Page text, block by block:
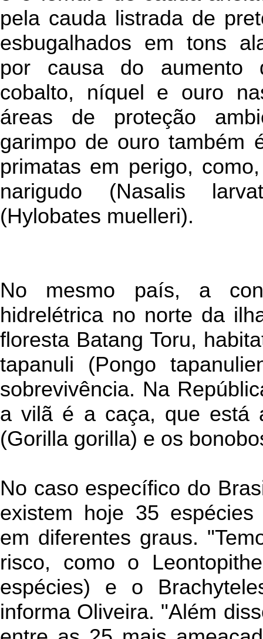
pela cauda listrada de
esbugalhados em tons
por causa do aumento
cobalto, níquel e ouro
áreas de proteção
garimpo de ouro também
primatas em perigo,
narigudo (Nasalis
(Hylobates muelleri).
No mesmo país, a
hidrelétrica no norte da
floresta Batang Toru,
tapanuli (Pongo
sobrevivência. Na
a vilã é a caça, que está
(Gorilla gorilla) e os
No caso específico do
existem hoje 35
em diferentes graus.
risco, como o
espécies) e o
informa Oliveira. "Além